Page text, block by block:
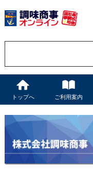
トップへ ご利用案内